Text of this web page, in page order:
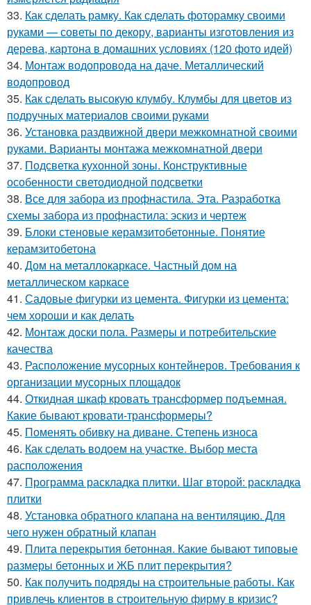
33. Как сделать рамку. Как сделать фоторамку своими
руками — советы по декору, варианты изготовления из
дерева, картона в домашних условиях (120 фото идей)
34. Монтаж водопровода на даче. Металлический
водопровод
35. Как сделать высокую клумбу. Клумбы для цветов из
подручных материалов своими руками
36. Установка раздвижной двери межкомнатной своими
руками. Варианты монтажа межкомнатной двери
37. Подсветка кухонной зоны. Конструктивные
особенности светодиодной подсветки
38. Все для забора из профнастила. Эта. Разработка
схемы забора из профнастила: эскиз и чертеж
39. Блоки стеновые керамзитобетонные. Понятие
керамзитобетона
40. Дом на металлокаркасе. Частный дом на
металлическом каркасе
41. Садовые фигурки из цемента. Фигурки из цемента:
чем хороши и как делать
42. Монтаж доски пола. Размеры и потребительские
качества
43. Расположение мусорных контейнеров. Требования к
организации мусорных площадок
44. Откидная шкаф кровать трансформер подъемная.
Какие бывают кровати-трансформеры?
45. Поменять обивку на диване. Степень износа
46. Как сделать водоем на участке. Выбор места
расположения
47. Программа раскладка плитки. Шаг второй: раскладка
плитки
48. Установка обратного клапана на вентиляцию. Для
чего нужен обратный клапан
49. Плита перекрытия бетонная. Какие бывают типовые
размеры бетонных и ЖБ плит перекрытия?
50. Как получить подряды на строительные работы. Как
привлечь клиентов в строительную фирму в кризис?